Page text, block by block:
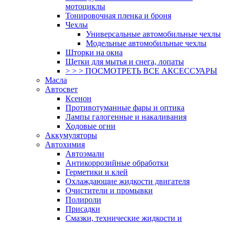
мотоциклы
Тонировочная пленка и броня
Чехлы
Универсальные автомобильные чехлы
Модельные автомобильные чехлы
Шторки на окна
Щетки для мытья и снега, лопаты
> > > ПОСМОТРЕТЬ ВСЕ АКСЕССУАРЫ
Масла
Автосвет
Ксенон
Противотуманные фары и оптика
Лампы галогенные и накаливания
Ходовые огни
Аккумуляторы
Автохимия
Автоэмали
Антикоррозийные обработки
Герметики и клей
Охлаждающие жидкости двигателя
Очистители и промывки
Полироли
Присадки
Смазки, технические жидкости и